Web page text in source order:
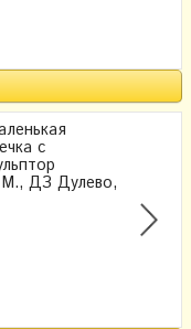
с
ДЗ Дулево,